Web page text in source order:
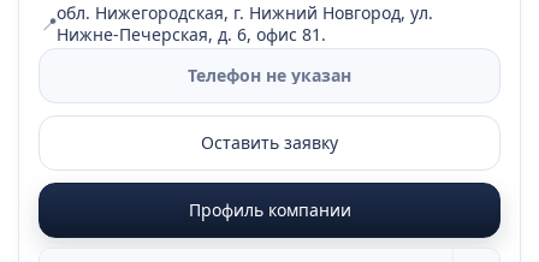
📍обл. Нижегородская, г. Нижний Новгород, ул.
Нижне-Печерская, д. 6, офис 81.
Телефон не указан
Оставить заявку
Профиль компании